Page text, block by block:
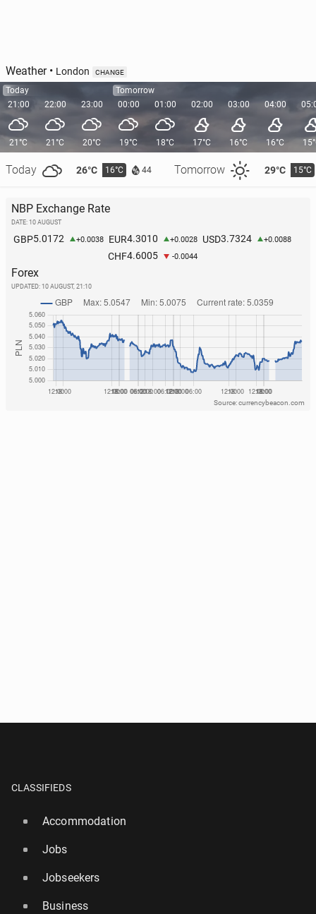
Weather• London CHANGE
Today
21:00
21°C
Today 26°C 16°C 44 Tomorrow 29°C 15°C
22:00
21°C
23:00
20°C
Tomorrow
00:00
19°C
01:00
18°C
02:00
17°C
03:00
16°C
04:00
16°C
NBP Exchange Rate
DATE: 10 AUGUST
GBP5.0172 +0.0038 EUR4.3010 +0.0028 USD3.7324 +0.0088
CHF4.6005 -0.0044
Forex
UPDATED: 10 AUGUST, 21:10
Source: currencybeacon.com
CLASSIFIEDS
Accommodation
Jobs
Jobseekers
Business